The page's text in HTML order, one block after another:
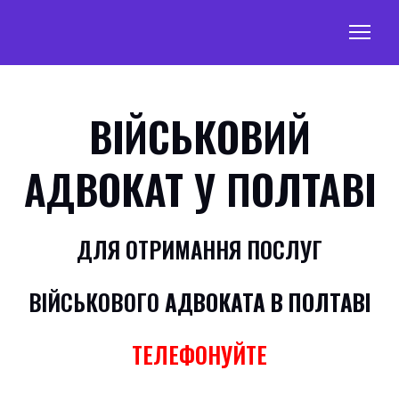
ВІЙСЬКОВИЙ
АДВОКАТ У ПОЛТАВІ
ДЛЯ ОТРИМАННЯ ПОСЛУГ
ВІЙСЬКОВОГОАДВОКАТА В ПОЛТАВІ
ТЕЛЕФОНУЙТЕ